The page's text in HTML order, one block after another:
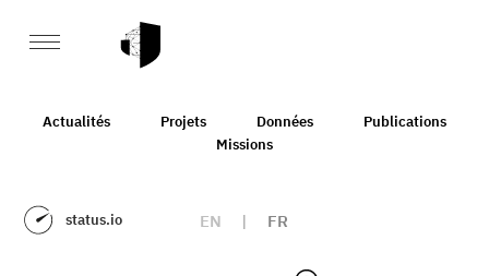
Actualités Projets Données
Publications
Missions
status.io EN | FR